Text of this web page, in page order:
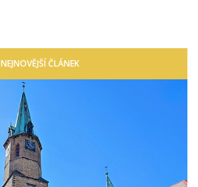
NEJNOVĚJŠÍ ČLÁNEK